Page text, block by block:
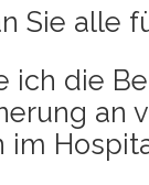
Sie alle
ich die
im